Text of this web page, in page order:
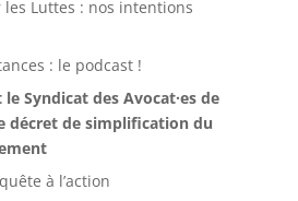
Luttes : nos intentions
: le podcast !
Syndicat des Avocat·es de
décret de simplification du
à l’action